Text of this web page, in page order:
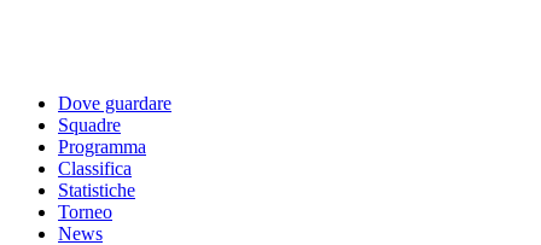
Dove guardare
Squadre
Programma
Classifica
Statistiche
Torneo
News